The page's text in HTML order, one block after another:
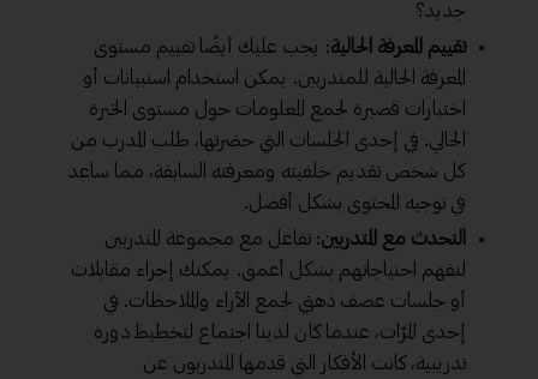
جديد؟
تقييم المعرفة الحالية: يجب عليك أيضًا تقييم مستوى
المعرفة الحالية للمتدربين. يمكن استخدام استبيانات أو
اختبارات قصيرة لجمع المعلومات حول مستوى الخبرة
الحالي. في إحدى الجلسات التي حضرتها، طلب المدرب من
كل شخص تقديم خلفيته ومعرفته السابقة، مما ساعد
في توجيه المحتوى بشكل أفضل.
التحدث مع المتدربين: تفاعل مع مجموعة المتدربين
لتفهم احتياجاتهم بشكل أعمق. يمكنك إجراء مقابلات
أو جلسات عصف ذهني لجمع الآراء والملاحظات. في
إحدى المرّات، عندما كان لدينا اجتماع لتخطيط دورة
تدريبية، كانت الأفكار التي قدمها المتدربون عن